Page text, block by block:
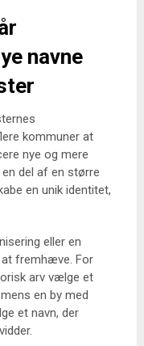
navne
kommuner at
nye og mere
del af en større
en unik identitet,
eller en
fremhæve. For
arv vælge et
en by med
et navn, der